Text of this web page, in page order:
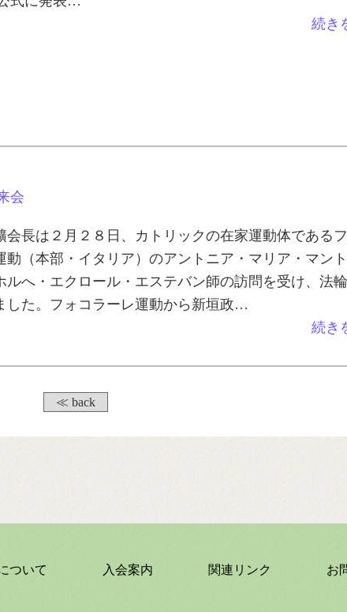
続き
会
会長は２月２８日、カトリックの在家運動体である
動（本部・イタリア）のアントニア・マリア・マン
ルへ・エクロール・エステバン師の訪問を受け、法
した。フォコラーレ運動から新垣政…
続き
≪ back
ついて 入会案内 関連リンク お